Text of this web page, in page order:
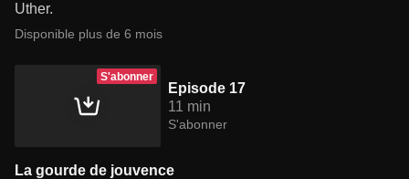
Uther.
Disponible plus de 6 mois
S'abonner
Episode 17
11 min
S'abonner
La gourde de jouvence